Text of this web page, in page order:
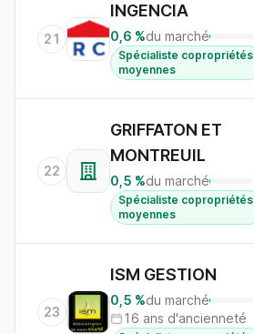
21
INGENCIA
0,6 %du marché
Spécialiste copropriétés
moyennes
22
GRIFFATON ET
MONTREUIL
0,5 %du marché
Spécialiste copropriétés
moyennes
23
ISM GESTION
0,5 %du marché
16 ans d'ancienneté